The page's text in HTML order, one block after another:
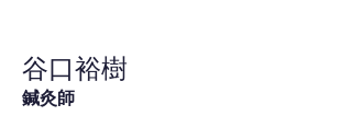
谷口裕樹
鍼灸師